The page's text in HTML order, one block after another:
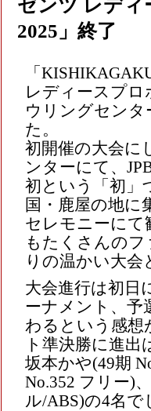
ゼンツ レデ
2025」終了
「
レディースプロ
ウリングセンタ
た。
初開催の大会に
ンターにて、
初という「初」
国・鹿屋の地に
セレモニーにて
もたくさんの
りの温かい大
大会進行は初日
ーナメント、予
わるという感想
ト準決勝に進出
坂本かや(49期
No.352 フリー)
ル/ABS)の4名で